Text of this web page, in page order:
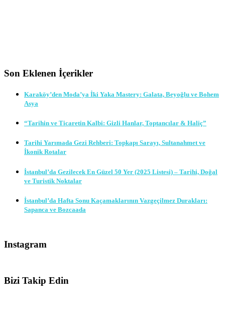
Son Eklenen İçerikler
Karaköy’den Moda’ya İki Yaka Mastery: Galata, Beyoğlu ve Bohem
Asya
“Tarihin ve Ticaretin Kalbi: Gizli Hanlar, Toptancılar & Haliç”
Tarihi Yarımada Gezi Rehberi: Topkapı Sarayı, Sultanahmet ve
İkonik Rotalar
İstanbul’da Gezilecek En Güzel 50 Yer (2025 Listesi) – Tarihi, Doğal
ve Turistik Noktalar
İstanbul’da Hafta Sonu Kaçamaklarının Vazgeçilmez Durakları:
Sapanca ve Bozcaada
Instagram
Bizi Takip Edin